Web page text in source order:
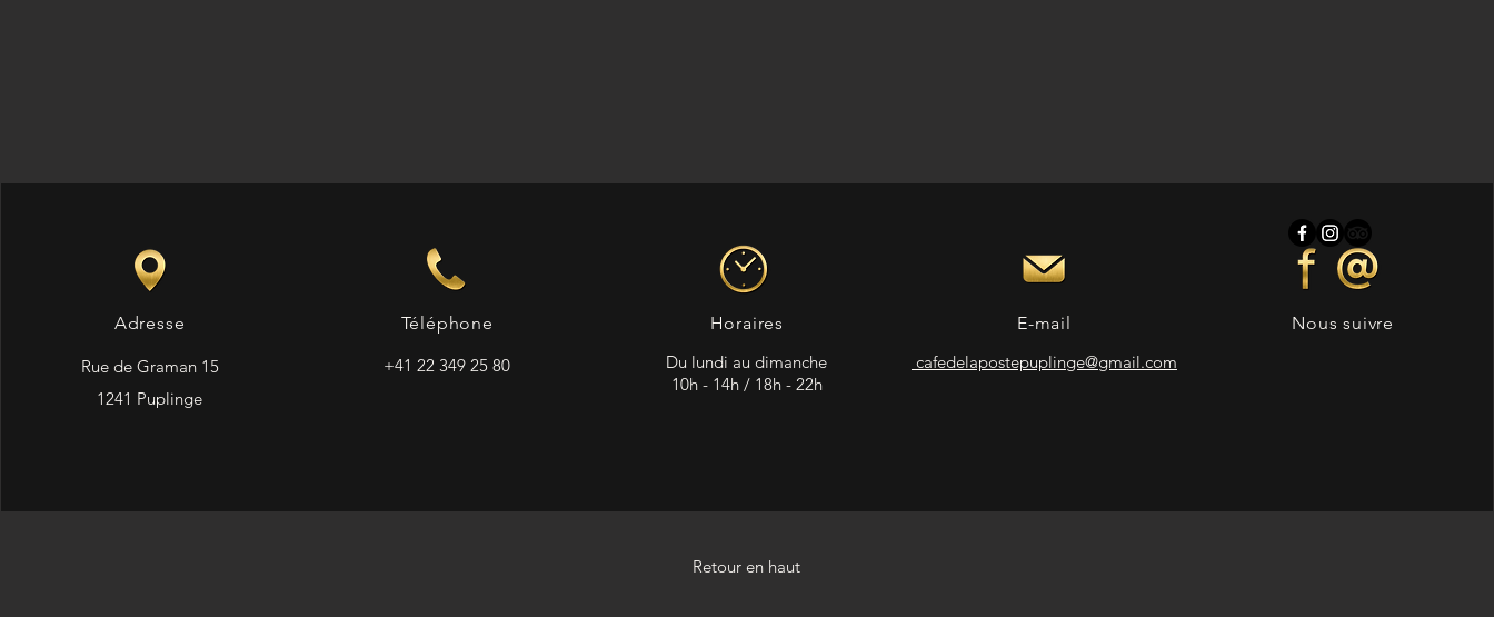
Adresse
Rue de Graman 15
1241 Puplinge
Téléphone
+41 22 349 25 80
Horaires
Du lundi au dimanche
10h - 14h / 18h - 22h
E-mail
cafedelapostepuplinge@gmail.com
Nous suivre
Retour en haut